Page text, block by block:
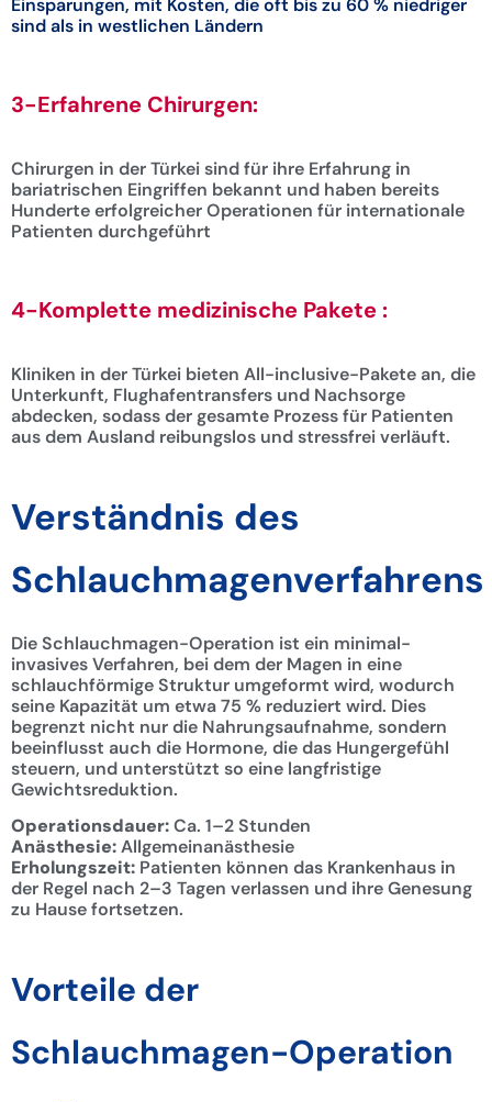
sind als in westlichen Ländern
3-Erfahrene Chirurgen:
Chirurgen in der Türkei sind für ihre Erfahrung in
bariatrischen Eingriffen bekannt und haben bereits
Hunderte erfolgreicher Operationen für internationale
Patienten durchgeführt
4-Komplette medizinische Pakete :
Kliniken in der Türkei bieten All-inclusive-Pakete an, die
Unterkunft, Flughafentransfers und Nachsorge
abdecken, sodass der gesamte Prozess für Patienten
aus dem Ausland reibungslos und stressfrei verläuft.
Verständnis des
Schlauchmagenverfahrens
Die Schlauchmagen-Operation ist ein minimal-
invasives Verfahren, bei dem der Magen in eine
schlauchförmige Struktur umgeformt wird, wodurch
seine Kapazität um etwa 75 % reduziert wird. Dies
begrenzt nicht nur die Nahrungsaufnahme, sondern
beeinflusst auch die Hormone, die das Hungergefühl
steuern, und unterstützt so eine langfristige
Gewichtsreduktion.
Operationsdauer:Ca. 1–2 Stunden
Anästhesie:Allgemeinanästhesie
Erholungszeit: Patienten können das Krankenhaus in
der Regel nach 2–3 Tagen verlassen und ihre Genesung
zu Hause fortsetzen.
Vorteile der
Schlauchmagen-Operation